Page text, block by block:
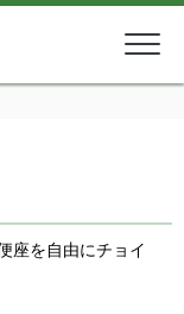
座を自由にチョイ